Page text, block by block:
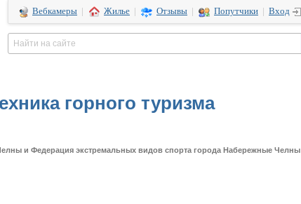
Вебкамеры Жилье Отзывы Попутчики Вход
горного туризма
и Федерация экстремальных видов спорта города Набережные Челны